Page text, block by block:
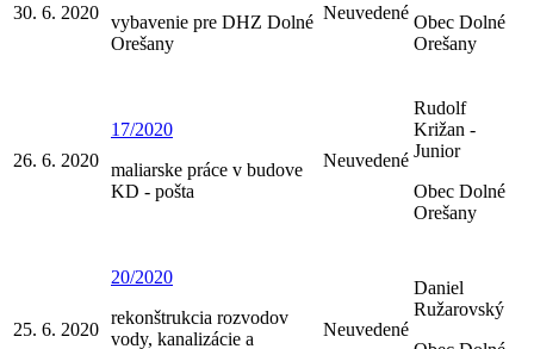
30. 6. 2020 vybavenie pre DHZ Dolné
Orešany
Neuvedené Obec Dolné
Orešany
26. 6. 2020
17/2020
maliarske práce v budove
KD - pošta
Neuvedené
Rudolf
Križan -
Junior
Obec Dolné
Orešany
25. 6. 2020
20/2020
rekonštrukcia rozvodov
vody, kanalizácie a
Neuvedené
Daniel
Ružarovský